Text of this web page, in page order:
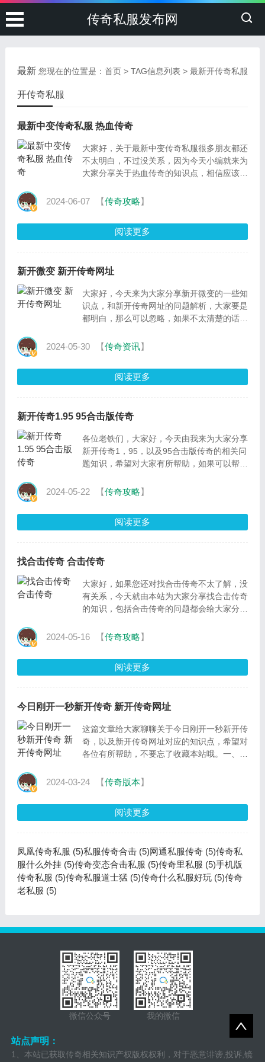
传奇私服发布网
您现在的位置是：首页 > TAG信息列表 > 最新开传奇私服
最新
开传奇私服
最新中变传奇私服 热血传奇
大家好，关于最新中变传奇私服很多朋友都还
不太明白，不过没关系，因为今天小编就来为
大家分享关于热血传奇的知识点，相信应该可
解决您的
2024-06-07 【传奇攻略】
阅读更多
新开微变 新开传奇网址
大家好，今天来为大家分享新开微变的一些知
识点，和新开传奇网址的问题解析，大家要是
都明白，那么可以忽略，如果不太清楚的话可
问题，接下来
2024-05-30 【传奇资讯】
阅读更多
新开传奇1.95 95合击版传奇
各位老铁们，大家好，今天由我来为大家分享
新开传奇1，95，以及95合击版传奇的相关问
题知识，希望对大家有所帮助，如果可以帮助
们最大的动力，谢谢
2024-05-22 【传奇攻略】
阅读更多
找合击传奇 合击传奇
大家好，如果您还对找合击传奇不太了解，没
有关系，今天就由本站为大家分享找合击传奇
的知识，包括合击传奇的问题都会给大家分析
始吧。一、
2024-05-16 【传奇攻略】
阅读更多
今日刚开一秒新开传奇 新开传奇网址
这篇文章给大家聊聊关于今日刚开一秒新开传
奇，以及新开传奇网址对应的知识点，希望对
各位有所帮助，不要忘了收藏本站哦。一、传
能释放
2024-03-24 【传奇版本】
阅读更多
凤凰传奇私服 (5)私服传奇合击 (5)网通私服传奇 (5)传奇私
服什么外挂 (5)传奇变态合击私服 (5)传奇里私服 (5)手机版
传奇私服 (5)传奇私服道士猛 (5)传奇什么私服好玩 (5)传奇
老私服 (5)
微信公众号 我的微信
站点声明：
1、本站已获取传奇相关知识产权版权权利，对于恶意诽谤,投诉,镜